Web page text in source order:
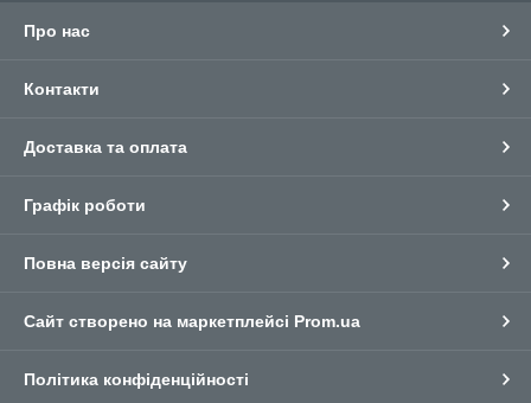
Про нас
Контакти
Доставка та оплата
Графік роботи
Повна версія сайту
Сайт створено на маркетплейсі Prom.ua
Політика конфіденційності